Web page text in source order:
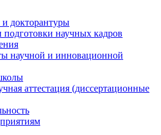
докторантуры
научных кадров
научной и инновационной
аттестация (диссертационные